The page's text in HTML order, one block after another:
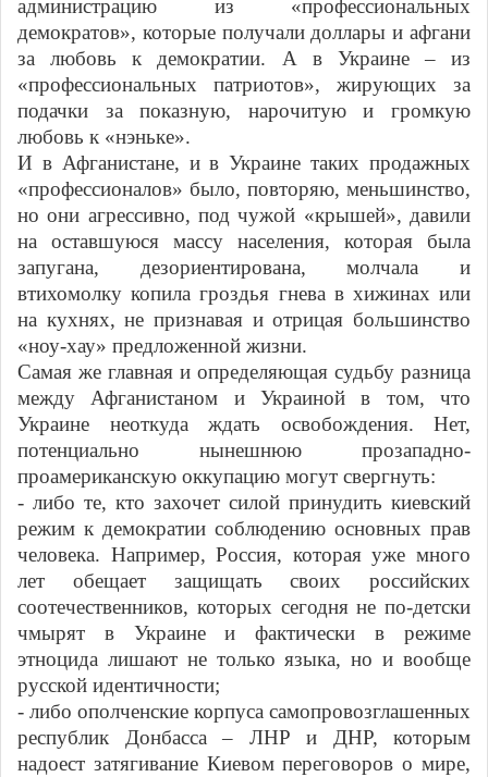
администрацию из «профессиональных
демократов», которые получали доллары и афгани
за любовь к демократии. А в Украине – из
«профессиональных патриотов», жирующих за
подачки за показную, нарочитую и громкую
любовь к «нэньке».
И в Афганистане, и в Украине таких продажных
«профессионалов» было, повторяю, меньшинство,
но они агрессивно, под чужой «крышей», давили
на оставшуюся массу населения, которая была
запугана, дезориентирована, молчала и
втихомолку копила гроздья гнева в хижинах или
на кухнях, не признавая и отрицая большинство
«ноу-хау» предложенной жизни.
Самая же главная и определяющая судьбу разница
между Афганистаном и Украиной в том, что
Украине неоткуда ждать освобождения. Нет,
потенциально нынешнюю прозападно-
проамериканскую оккупацию могут свергнуть:
- либо те, кто захочет силой принудить киевский
режим к демократии соблюдению основных прав
человека. Например, Россия, которая уже много
лет обещает защищать своих российских
соотечественников, которых сегодня не по-детски
чмырят в Украине и фактически в режиме
этноцида лишают не только языка, но и вообще
русской идентичности;
- либо ополченские корпуса самопровозглашенных
республик Донбасса – ЛНР и ДНР, которым
надоест затягивание Киевом переговоров о мире,